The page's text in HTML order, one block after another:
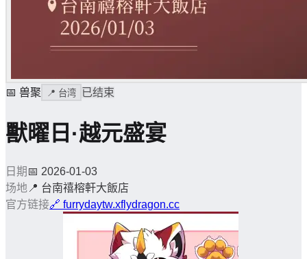
📅 兽聚 📍 台湾 已结束
獸曜日·越元盛宴
日期 📅 2026-01-03
场地 📍 台南禧榕軒大飯店
官方链接🔗 furrydaytw.xflydragon.cc